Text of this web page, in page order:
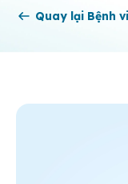
Quay lại Bệnh